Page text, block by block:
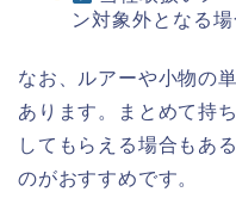
ン対象外となる場
なお、ルアーや小物の
あります。まとめて持
してもらえる場合もあ
のがおすすめです。